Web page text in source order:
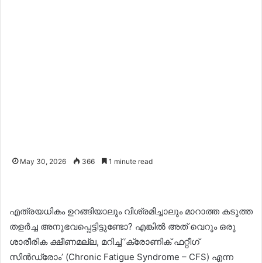
May 30, 2026 366 1 minute read
എത്രയധികം ഉറങ്ങിയാലും വിശ്രമിച്ചാലും മാറാത്ത കടുത്ത
തളർച്ച അനുഭവപ്പെട്ടിട്ടുണ്ടോ? എങ്കിൽ അത് വെറും ഒരു
ശാരീരിക ക്ഷീണമല്ല, മറിച്ച് ‘ക്രോണിക് ഫറ്റീഗ്
സിൻഡ്രോം’ (Chronic Fatigue Syndrome – CFS) എന്ന